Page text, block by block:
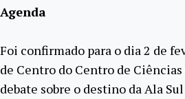
Agenda
Foi confirmado para o dia 2 de
de Centro do Centro de Ciências
debate sobre o destino da Ala